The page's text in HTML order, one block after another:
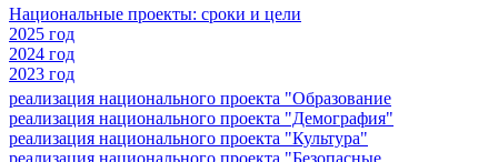
Национальные проекты: сроки и цели
2025 год
2024 год
2023 год
реализация национального проекта "Образование
реализация национального проекта "Демография"
реализация национального проекта "Культура"
реализация национального проекта "Безопасные